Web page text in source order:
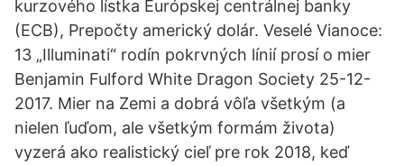
kurzového lístka Európskej centrálnej banky
(ECB), Prepočty americký dolár. Veselé Vianoce:
13 „Illuminati“ rodín pokrvných línií prosí o mier
Benjamin Fulford White Dragon Society 25-12-
2017. Mier na Zemi a dobrá vôľa všetkým (a
nielen ľuďom, ale všetkým formám života)
vyzerá ako realistický cieľ pre rok 2018, keď